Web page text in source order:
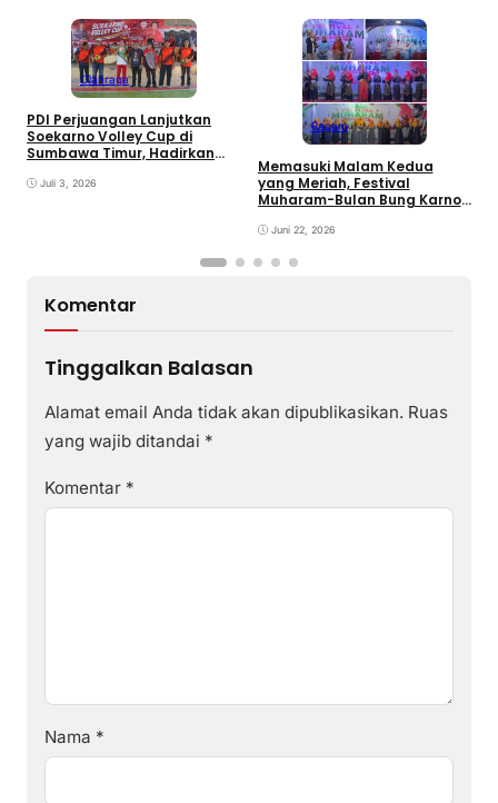
Olahraga
PDI Perjuangan Lanjutkan
Soekarno Volley Cup di
Sumbawa Timur, Hadirkan
Rakyat
Juli 3, 2026
Ragam
Memasuki Malam Kedua
yang Meriah, Festival
Muharam-Bulan Bung Karno
Pemajuan Kebudayaan
Juni 22, 2026
Komentar
Tinggalkan Balasan
Alamat email Anda tidak akan dipublikasikan. Ruas
yang wajib ditandai *
Komentar *
Nama *